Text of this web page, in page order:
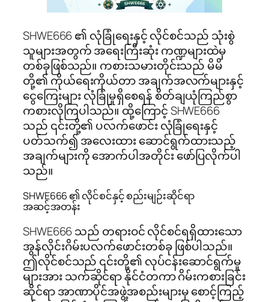
SHWE666 ၏ လုံခြုံရေးနှင့် လိုင်စင်သည် သုံးစွဲ
သူများအတွက် အရေးကြီးဆုံး ကဏ္ဍများထဲမှ
တစ်ခုဖြစ်သည်။ ကစားသမားတိုင်းသည် မိမိ
တို့၏ ကိုယ်ရေးကိုယ်တာ အချက်အလက်များနှင့်
ငွေကြေးများ လုံခြုံမှုရှိစေရန် စိတ်ချယုံကြည်စွာ
ကစားလိုကြပါသည်။ ထို့ကြောင့် SHWE666
သည် ၎င်းတို့၏ ပလက်ဖောင်း လုံခြုံရေးနှင့်
ပတ်သက်၍ အလေးထား ဆောင်ရွက်ထားသည့်
အချက်များကို အောက်ပါအတိုင်း ဖော်ပြလိုက်ပါ
သည်။
SHWE666 ၏ လိုင်စင်နှင့် စည်းမျဉ်းဆိုင်ရာ
အဆင့်အတန်း
SHWE666 သည် တရားဝင် လိုင်စင်ရရှိထားသော
အွန်လိုင်းဂိမ်းပလက်ဖောင်းတစ်ခု ဖြစ်ပါသည်။
ဤလိုင်စင်သည် ၎င်းတို့၏ လုပ်ငန်းဆောင်ရွက်မှု
များအား သက်ဆိုင်ရာ နိုင်ငံတကာ ဂိမ်းကစားခြင်း
ဆိုင်ရာ အာဏာပိုင်အဖွဲ့အစည်းများမှ စောင့်ကြည့်